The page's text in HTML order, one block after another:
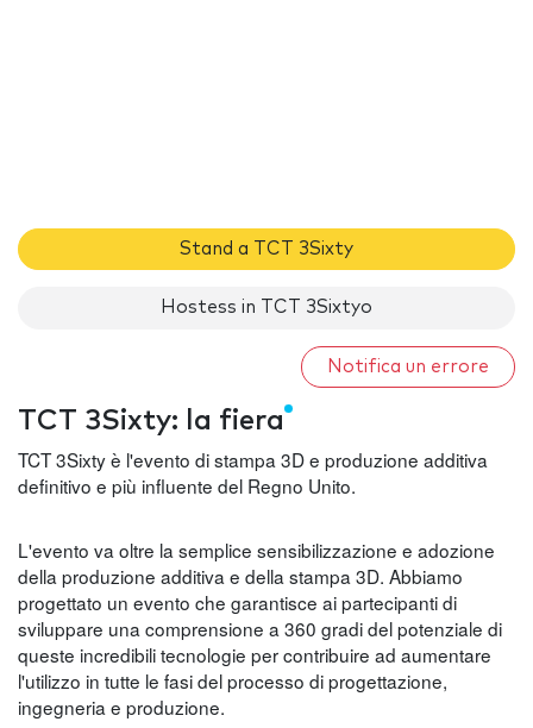
Stand a TCT 3Sixty
Hostess in TCT 3Sixtyo
Notifica un errore
TCT 3Sixty: la fiera
TCT 3Sixty è l'evento di stampa 3D e produzione additiva
definitivo e più influente del Regno Unito.
L'evento va oltre la semplice sensibilizzazione e adozione
della produzione additiva e della stampa 3D. Abbiamo
progettato un evento che garantisce ai partecipanti di
sviluppare una comprensione a 360 gradi del potenziale di
queste incredibili tecnologie per contribuire ad aumentare
l'utilizzo in tutte le fasi del processo di progettazione,
ingegneria e produzione.